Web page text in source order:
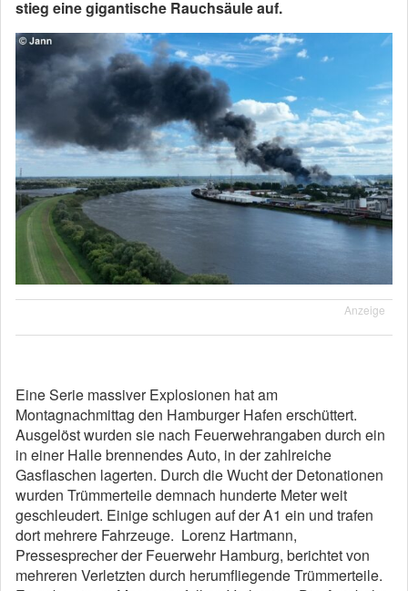
stieg eine gigantische Rauchsäule auf.
Anzeige
Eine Serie massiver Explosionen hat am
Montagnachmittag den Hamburger Hafen erschüttert.
Ausgelöst wurden sie nach Feuerwehrangaben durch ein
in einer Halle brennendes Auto, in der zahlreiche
Gasflaschen lagerten. Durch die Wucht der Detonationen
wurden Trümmerteile demnach hunderte Meter weit
geschleudert. Einige schlugen auf der A1 ein und trafen
dort mehrere Fahrzeuge. Lorenz Hartmann,
Pressesprecher der Feuerwehr Hamburg, berichtet von
mehreren Verletzten durch herumfliegende Trümmerteile.